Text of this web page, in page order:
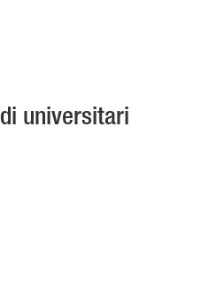
universitari